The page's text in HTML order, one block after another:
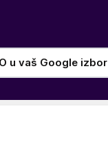
u vaš Google izbor